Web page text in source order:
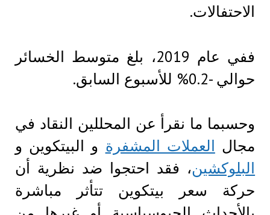
الاحتفالات.
ففي عام 2019، بلغ متوسط ​​الخسائر
حوالي -0.2% للأسبوع السابق.
وحسبما ما نقرأ عن المحللين النقاد في
مجال العملات المشفرة و البيتكوين و
البلوكشين، فقد احتجوا ضد نظرية أن
حركة سعر بيتكوين تتأثر مباشرة